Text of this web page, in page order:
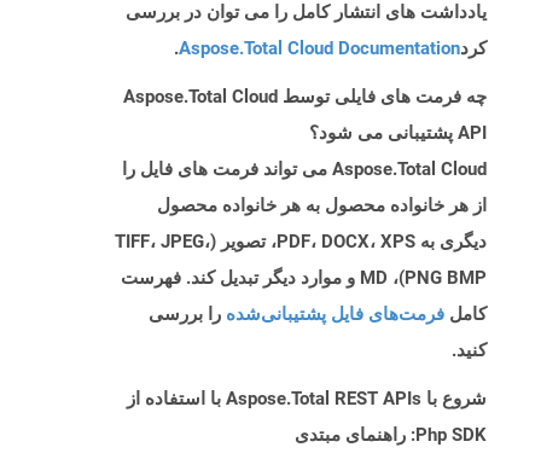
یادداشت های انتشار کامل را می توان در بررسی
کردAspose.Total Cloud Documentation
.
چه فرمت های فایلی توسط Aspose.Total Cloud
API پشتیبانی می شود؟
Aspose.Total Cloud می تواند فرمت های فایل را
از هر خانواده محصول به هر خانواده محصول
دیگری به PDF، DOCX، XPS، تصویر (TIFF، JPEG،
PNG BMP)، MD و موارد دیگر تبدیل کند. فهرست
کامل فرمت‌های فایل پشتیبانی‌شده را بررسی
کنید.
شروع با Aspose.Total REST APIs با استفاده از
Php SDK: راهنمای مبتدی